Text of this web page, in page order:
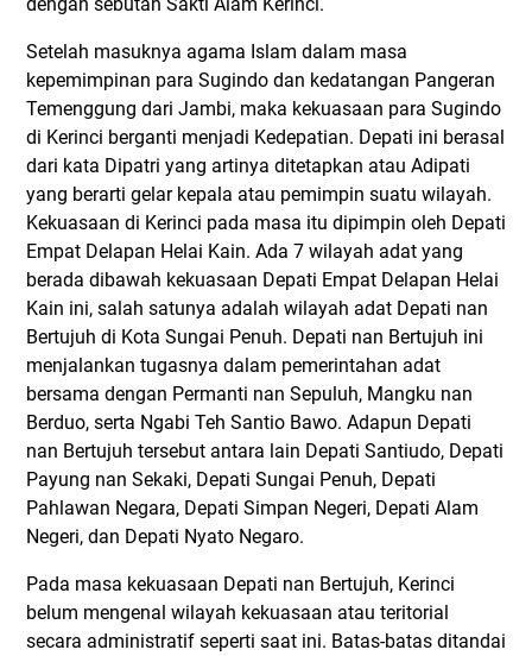
dengan sebutan Sakti Alam Kerinci.
Setelah masuknya agama Islam dalam masa
kepemimpinan para Sugindo dan kedatangan Pangeran
Temenggung dari Jambi, maka kekuasaan para Sugindo
di Kerinci berganti menjadi Kedepatian. Depati ini berasal
dari kata Dipatri yang artinya ditetapkan atau Adipati
yang berarti gelar kepala atau pemimpin suatu wilayah.
Kekuasaan di Kerinci pada masa itu dipimpin oleh Depati
Empat Delapan Helai Kain. Ada 7 wilayah adat yang
berada dibawah kekuasaan Depati Empat Delapan Helai
Kain ini, salah satunya adalah wilayah adat Depati nan
Bertujuh di Kota Sungai Penuh. Depati nan Bertujuh ini
menjalankan tugasnya dalam pemerintahan adat
bersama dengan Permanti nan Sepuluh, Mangku nan
Berduo, serta Ngabi Teh Santio Bawo. Adapun Depati
nan Bertujuh tersebut antara lain Depati Santiudo, Depati
Payung nan Sekaki, Depati Sungai Penuh, Depati
Pahlawan Negara, Depati Simpan Negeri, Depati Alam
Negeri, dan Depati Nyato Negaro.
Pada masa kekuasaan Depati nan Bertujuh, Kerinci
belum mengenal wilayah kekuasaan atau teritorial
secara administratif seperti saat ini. Batas-batas ditandai